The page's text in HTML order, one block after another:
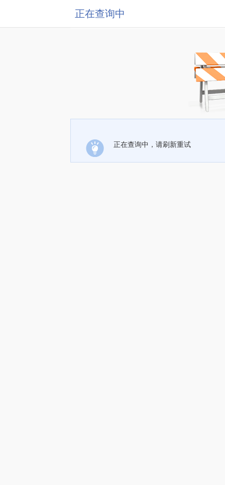
正在查询中
正在查询中，请刷新重试